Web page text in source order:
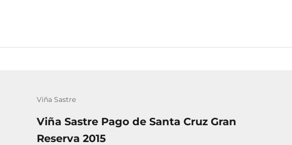
Viña Sastre
Viña Sastre Pago de Santa Cruz Gran
Reserva 2015